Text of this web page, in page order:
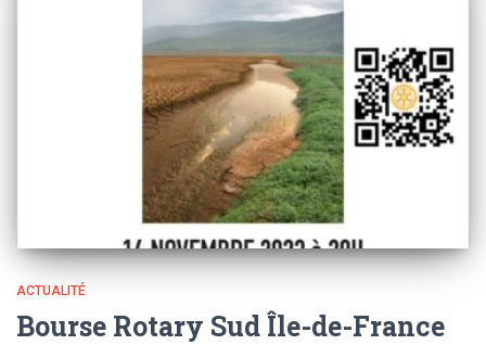
ACTUALITÉ
Bourse Rotary Sud Île-de-France